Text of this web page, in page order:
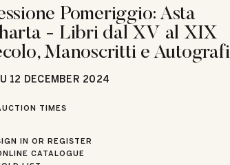
Pomeriggio: Asta
- Libri dal XV al XIX
Manoscritti e Autografi
12 DECEMBER 2024
TIMES
IN OR REGISTER
CATALOGUE